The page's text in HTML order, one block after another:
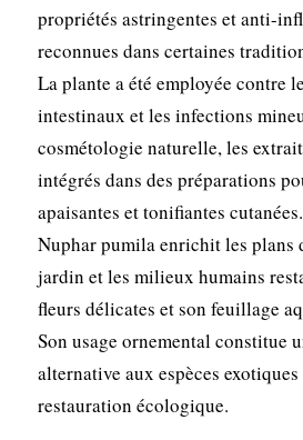
propriétés astringentes et anti-
reconnues dans certaines
La plante a été employée contre
intestinaux et les infections
cosmétologie naturelle, les
intégrés dans des préparations
apaisantes et tonifiantes
Nuphar pumila enrichit les plans
jardin et les milieux humains
fleurs délicates et son feuillage
Son usage ornemental constitue
alternative aux espèces
restauration écologique.